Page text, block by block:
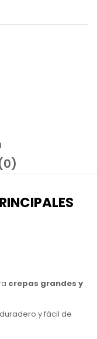
crepas grandes y
y fácil de